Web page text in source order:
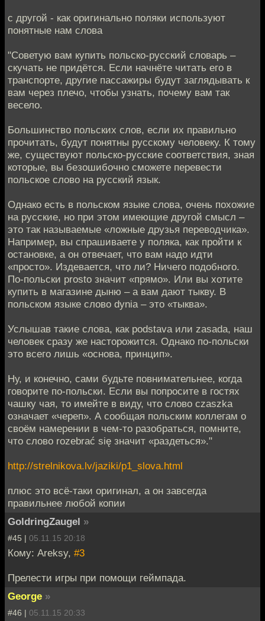
с другой - как оригинально поляки используют
понятные нам слова
"Советую вам купить польско-русский словарь –
скучать не придётся. Если начнёте читать его в
транспорте, другие пассажиры будут заглядывать к
вам через плечо, чтобы узнать, почему вам так
весело.
Большинство польских слов, если их правильно
прочитать, будут понятны русскому человеку. К тому
же, существуют польско-русские соответствия, зная
которые, вы безошибочно сможете перевести
польское слово на русский язык.
Однако есть в польском языке слова, очень похожие
на русские, но при этом имеющие другой смысл –
это так называемые «ложные друзья переводчика».
Например, вы спрашиваете у поляка, как пройти к
остановке, а он отвечает, что вам надо идти
«просто». Издевается, что ли? Ничего подобного.
По-польски prosto значит «прямо». Или вы хотите
купить в магазине дыню – а вам дают тыкву. В
польском языке слово dynia – это «тыква».
Услышав такие слова, как podstava или zasada, наш
человек сразу же насторожится. Однако по-польски
это всего лишь «основа, принцип».
Ну, и конечно, сами будьте повнимательнее, когда
говорите по-польски. Если вы попросите в гостях
чашку чая, то имейте в виду, что слово czaszka
означает «череп». А сообщая польским коллегам о
своём намерении в чем-то разобраться, помните,
что слово rozebrać się значит «раздеться»."
http://strelnikova.lv/jaziki/p1_slova.html
плюс это всё-таки оригинал, а он завсегда
правильнее любой копии
GoldringZaugel »
#45 | 05.11.15 20:18
Кому: Areksy, #3
Прелести игры при помощи геймпада.
George »
#46 | 05.11.15 20:33